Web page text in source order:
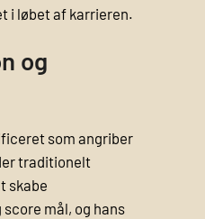
i løbet af karrieren.
og
som angriber
traditionelt
skabe
mål, og hans